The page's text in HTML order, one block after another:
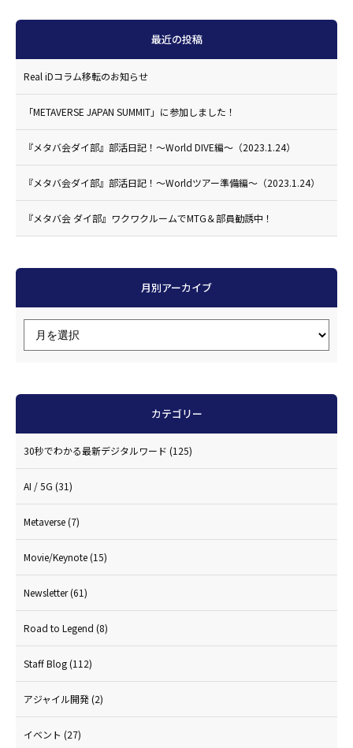
最近の投稿
Real iDコラム移転のお知らせ
「METAVERSE JAPAN SUMMIT」に参加しました！
『メタバ会ダイ部』部活日記！〜World DIVE編〜（2023.1.24）
『メタバ会ダイ部』部活日記！〜Worldツアー準備編〜（2023.1.24）
『メタバ会 ダイ部』ワクワクルームでMTG＆部員勧誘中！
月別アーカイブ
カテゴリー
30秒でわかる最新デジタルワード (125)
AI / 5G (31)
Metaverse(7)
Movie/Keynote(15)
Newsletter(61)
Road to Legend (8)
Staff Blog(112)
アジャイル開発(2)
イベント (27)